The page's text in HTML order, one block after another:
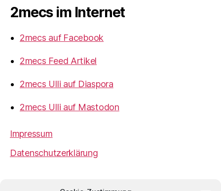
2mecs im Internet
2mecs auf Facebook
2mecs Feed Artikel
2mecs Ulli auf Diaspora
2mecs Ulli auf Mastodon
Impressum
Datenschutzerklärung
Ulrich Würdemannist sofern nicht